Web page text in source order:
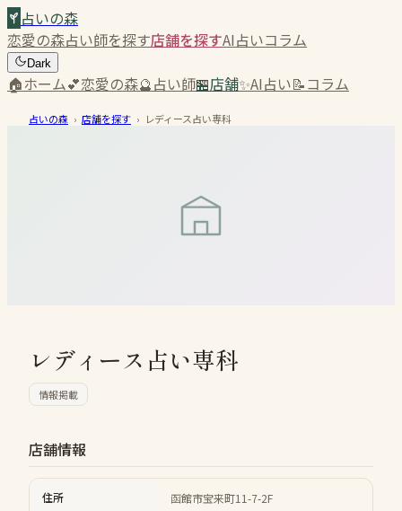
占いの森
恋愛の森占い師を探す店舗を探すAI占いコラム
Dark
🏠ホーム💕恋愛の森🔮占い師🏪店舗✨AI占い📝コラム
占いの森 › 店舗を探す › レディース占い専科
レディース占い専科
情報掲載
店舗情報
住所 函館市宝来町11-7-2F